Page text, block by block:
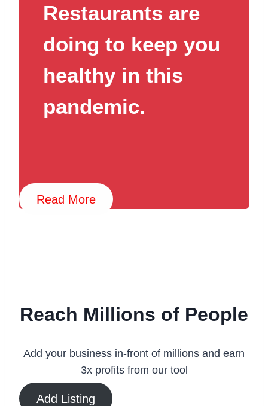
Restaurants are
doing to keep you
healthy in this
pandemic.
Read More
Reach Millions of People
Add your business in-front of millions and earn
3x profits from our tool
Add Listing